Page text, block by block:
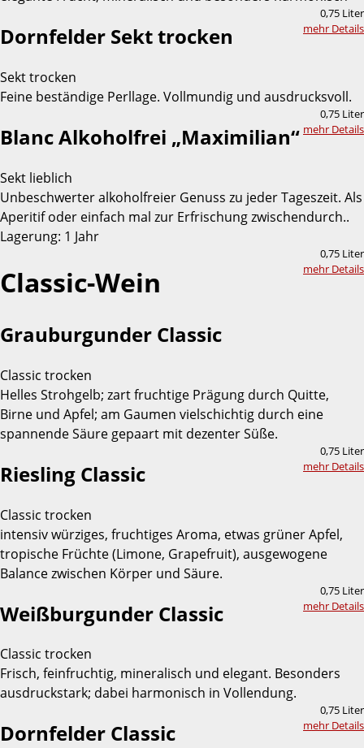
0,75 Liter
mehr Details
Dornfelder Sekt trocken
Sekt trocken
Feine beständige Perllage. Vollmundig und ausdrucksvoll.
0,75 Liter
mehr Details
Blanc Alkoholfrei „Maximilian“
Sekt lieblich
Unbeschwerter alkoholfreier Genuss zu jeder Tageszeit. Als
Aperitif oder einfach mal zur Erfrischung zwischendurch..
Lagerung: 1 Jahr
0,75 Liter
mehr Details
Classic-Wein
Grauburgunder Classic
Classic trocken
Helles Strohgelb; zart fruchtige Prägung durch Quitte,
Birne und Apfel; am Gaumen vielschichtig durch eine
spannende Säure gepaart mit dezenter Süße.
0,75 Liter
mehr Details
Riesling Classic
Classic trocken
intensiv würziges, fruchtiges Aroma, etwas grüner Apfel,
tropische Früchte (Limone, Grapefruit), ausgewogene
Balance zwischen Körper und Säure.
0,75 Liter
mehr Details
Weißburgunder Classic
Classic trocken
Frisch, feinfruchtig, mineralisch und elegant. Besonders
ausdruckstark; dabei harmonisch in Vollendung.
0,75 Liter
mehr Details
Dornfelder Classic